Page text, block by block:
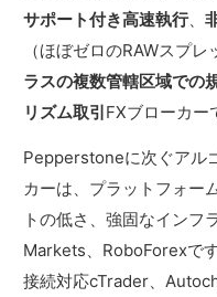
サポート付き高速執行、
（ほぼゼロのRAWスプ
ラスの複数管轄区域での
リズム取引FXブローカー
Pepperstoneに次ぐアル
カーは、プラットフォー
トの低さ、強固なインフ
Markets、RoboForexです
接続対応cTrader、